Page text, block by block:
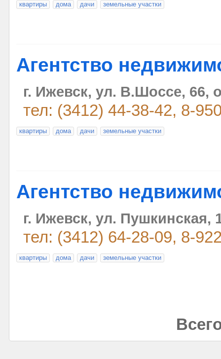
квартиры дома дачи земельные участки
Агентство
г. Ижевск, ул. В.Шоссе, 66,
тел: (3412) 44-38-42, 8-
квартиры дома дачи земельные участки
Агентство
г. Ижевск, ул. Пушкинская,
тел: (3412) 64-28-09, 8-
квартиры дома дачи земельные участки